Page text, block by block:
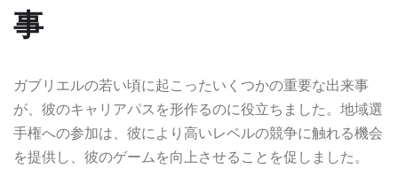
事
ガブリエルの若い頃に起こったいくつかの重要な出来事
が、彼のキャリアパスを形作るのに役立ちました。地域選
手権への参加は、彼により高いレベルの競争に触れる機会
を提供し、彼のゲームを向上させることを促しました。